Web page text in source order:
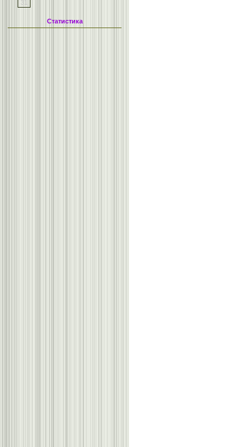
31
Статистика